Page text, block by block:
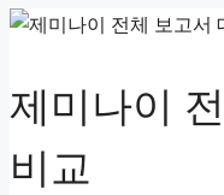
제미나이
비교